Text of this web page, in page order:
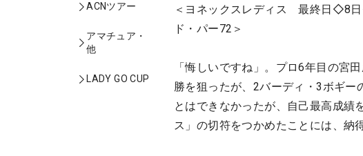
ACNツアー
アマチュア・
他
LADY GO CUP
＜ヨネックスレディス 最終日◇8
ド・パー72＞
「悔しいですね」。プロ6年目の宮
勝を狙ったが、2バーディ・3ボギー
とはできなかったが、自己最高成績
ス」の切符をつかめたことには、納